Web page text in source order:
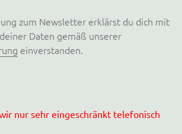
zum Newsletter erklärst du dich mit
Daten gemäß unserer
einverstanden.
nur sehr eingeschränkt telefonisch